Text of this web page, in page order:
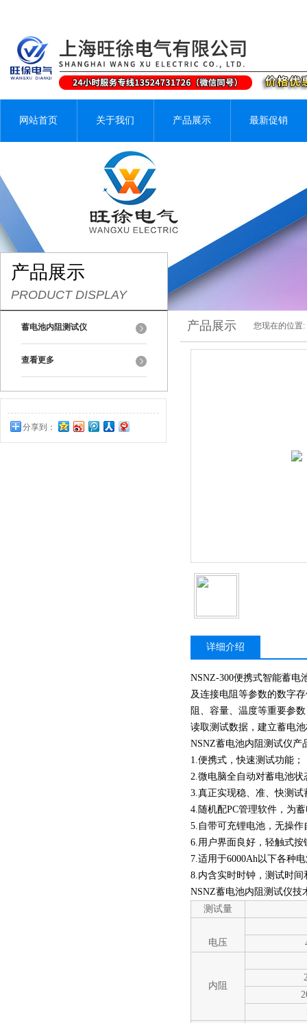
网站首页 关于我们 产品展示 最新促销
产品展示
PRODUCT DISPLAY
蓄电池内阻测试仪
查看更多
分享到：
产品展示 您现在的位置:
详细介绍
NSNZ-300便携式智能蓄电
及连接电阻等参数的数字
阻、容量、温度等重要参
读取测试数据，建立蓄电
NSNZ蓄电池内阻测试仪产
1.便携式，快速测试功能；
2.微电脑全自动对蓄电池
3.真正实现稳、准、快测
4.随机配PC管理软件，为
5.自带可充锂电池，无操
6.用户界面良好，轻触式
7.适用于6000Ah以下各种
8.内含实时时钟，测试时
NSNZ蓄电池内阻测试仪技
测试量
电压
内阻